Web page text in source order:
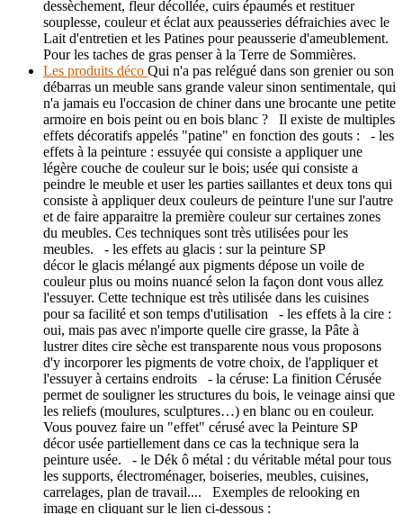
dessèchement, fleur décollée, cuirs épaumés et restituer
souplesse, couleur et éclat aux peausseries défraichies avec le
Lait d'entretien et les Patines pour peausserie d'ameublement.
Pour les taches de gras penser à la Terre de Sommières.
Les produits déco Qui n'a pas relégué dans son grenier ou son
débarras un meuble sans grande valeur sinon sentimentale, qui
n'a jamais eu l'occasion de chiner dans une brocante une petite
armoire en bois peint ou en bois blanc ? Il existe de multiples
effets décoratifs appelés "patine" en fonction des gouts : - les
effets à la peinture : essuyée qui consiste a appliquer une
légère couche de couleur sur le bois; usée qui consiste a
peindre le meuble et user les parties saillantes et deux tons qui
consiste à appliquer deux couleurs de peinture l'une sur l'autre
et de faire apparaitre la première couleur sur certaines zones
du meubles. Ces techniques sont très utilisées pour les
meubles. - les effets au glacis : sur la peinture SP
décor le glacis mélangé aux pigments dépose un voile de
couleur plus ou moins nuancé selon la façon dont vous allez
l'essuyer. Cette technique est très utilisée dans les cuisines
pour sa facilité et son temps d'utilisation - les effets à la cire :
oui, mais pas avec n'importe quelle cire grasse, la Pâte à
lustrer dites cire sèche est transparente nous vous proposons
d'y incorporer les pigments de votre choix, de l'appliquer et
l'essuyer à certains endroits - la céruse: La finition Cérusée
permet de souligner les structures du bois, le veinage ainsi que
les reliefs (moulures, sculptures…) en blanc ou en couleur.
Vous pouvez faire un "effet" cérusé avec la Peinture SP
décor usée partiellement dans ce cas la technique sera la
peinture usée. - le Dék ô métal : du véritable métal pour tous
les supports, électroménager, boiseries, meubles, cuisines,
carrelages, plan de travail.... Exemples de relooking en
image en cliquant sur le lien ci-dessous :